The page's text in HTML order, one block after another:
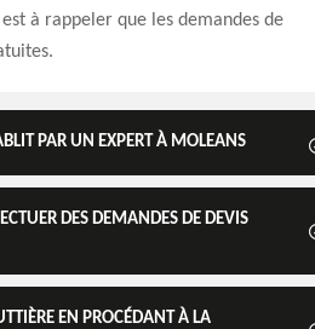
à rappeler que les demandes de
PAR UN EXPERT À MOLEANS
DES DEMANDES DE DEVIS
EN PROCÉDANT À LA